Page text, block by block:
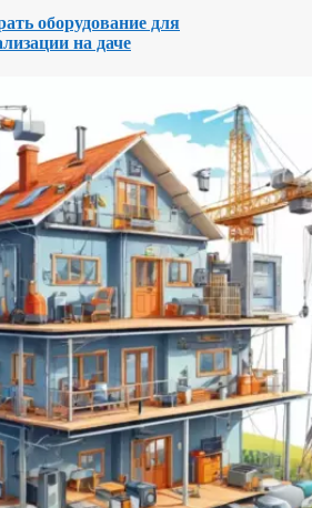
оборудование для
на даче